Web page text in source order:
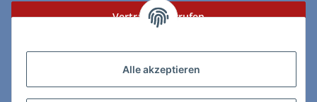
Alle akzeptieren
Vertrag widerrufen